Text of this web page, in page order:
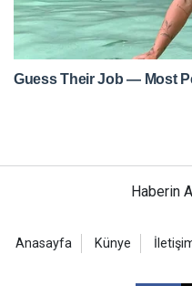
Haberin
Anasayfa Künye